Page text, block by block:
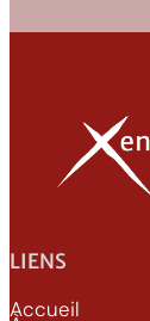
LIENS
Accueil